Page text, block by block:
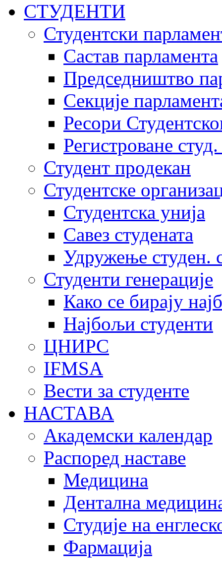
СТУДЕНТИ
Студентски
Састав парламента
Председништво
Секције
Ресори
Регистроване
Студент продекан
Студентске
Студентска унија
Савез студената
Удружење студен.
Студенти генерације
Како се бирају
Најбољи студенти
ЦНИРС
IFMSA
Вести за студенте
НАСТАВА
Академски календар
Распоред наставе
Медицина
Дентална
Студије на
Фармација